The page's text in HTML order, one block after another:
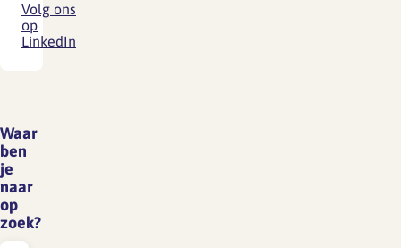
Volg ons
op
LinkedIn
Waar
ben
je
naar
op
zoek?